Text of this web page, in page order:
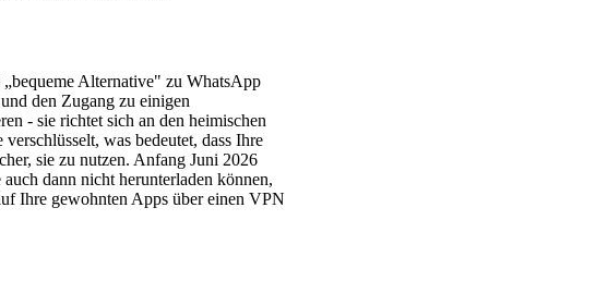
Alternative" zu WhatsApp
den Zugang zu einigen
- sie richtet sich an den heimischen
was bedeutet, dass Ihre
sie zu nutzen. Anfang Juni 2026
dann nicht herunterladen können,
Ihre gewohnten Apps über einen VPN